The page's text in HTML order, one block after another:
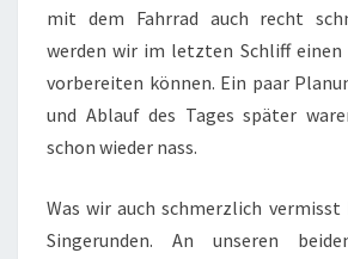
mit dem Fahrrad auch recht
werden wir im letzten Schliff
vorbereiten können. Ein paar
und Ablauf des Tages später
schon wieder nass.
Was wir auch schmerzlich vermisst
Singerunden. An unseren